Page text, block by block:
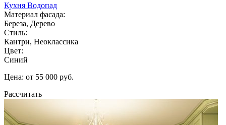
Кухня Водопад
Материал фасада:
Береза, Дерево
Стиль:
Кантри, Неоклассика
Цвет:
Синий
Цена: от 55 000 руб.
Рассчитать